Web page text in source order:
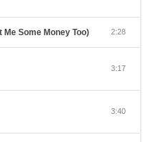
Me Some Money Too) 2:28
3:17
3:40